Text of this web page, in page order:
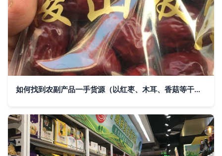
如何找到农副产品一手货源（以红枣、木耳、香菇等干货为例）